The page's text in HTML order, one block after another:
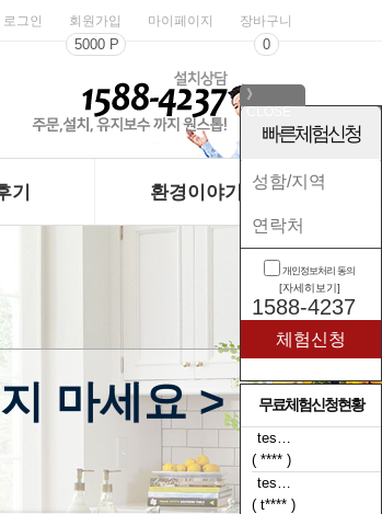
로그인 회원가입
5000 P
마이페이지 장바구니
0
기 환경이야기
마세요 >
》
빠른체험신청
개인정보처리 동의
[자세히보기]
1588-4237
무료체험신청현황
tes…
( **** )
tes…
( t**** )